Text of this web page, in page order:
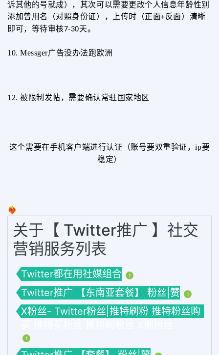
诉其他的号就成），其次可以需要更改个人信息年龄性别
添加曾用名（对照身份证），上传时（正面+反面）清晰
即可，等待审核7-30天。
10.Messger广告没办法跑欧洲
12.被限制发帖，需要确认常驻国家地区
这个需要在手机客户端进行认证（账号要双重验证，ip要
稳定）
❤️‍🔥
关于【 Twitter推广 】社交
营销服务列表
Twitter都在用社媒组合 1
Twitter推广 【东南亚套餐】 粉丝|赞 1
X粉丝- Twitter粉丝|推特刷粉 推特粉丝购
1